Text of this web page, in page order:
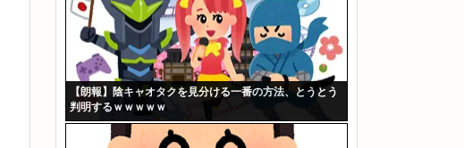
【朗報】陰キャオタクを見分ける一番の方法、とうとう
判明するｗｗｗｗｗ